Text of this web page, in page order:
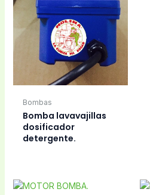
Bombas
Bomba lavavajillas
dosificador
detergente.